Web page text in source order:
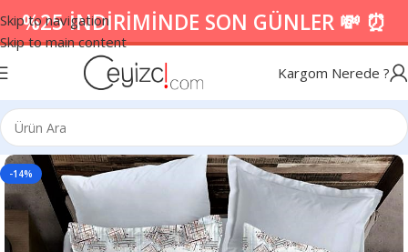
Skip to navigation
Skip to main content
%25 İNDİRİMİNDE SON GÜNLER 💸 ⏰
Kargom Nerede ?
-14%